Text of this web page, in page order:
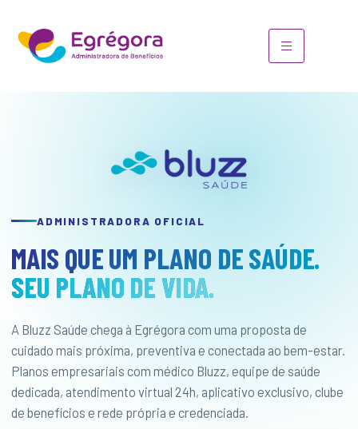
ADMINISTRADORA OFICIAL
MAIS QUE UM PLANO DE SAÚDE.
SEU PLANO DE VIDA.
A Bluzz Saúde chega à Egrégora com uma proposta de
cuidado mais próxima, preventiva e conectada ao bem-estar.
Planos empresariais com médico Bluzz, equipe de saúde
dedicada, atendimento virtual 24h, aplicativo exclusivo, clube
de benefícios e rede própria e credenciada.